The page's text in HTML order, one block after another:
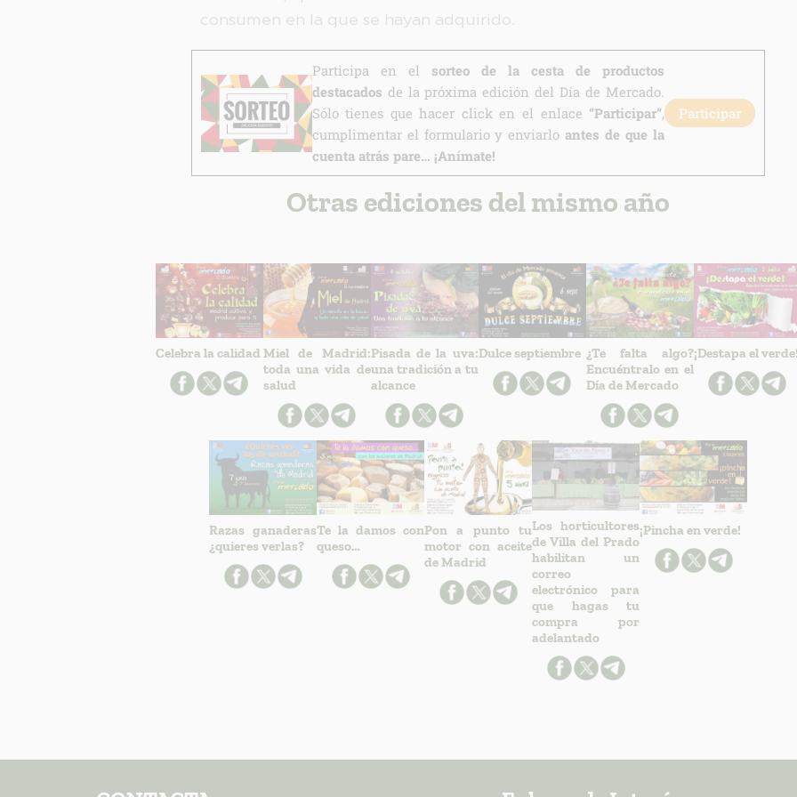
consumen en la que se hayan adquirido.
Participa en el sorteo de la cesta de productos
destacados de la próxima edición del Día de Mercado.
Sólo tienes que hacer click en el enlace “Participar”,
cumplimentar el formulario y enviarlo antes de que la
cuenta atrás pare… ¡Anímate!
Participar
Otras ediciones del mismo año
Celebra la calidad Miel de Madrid:
toda una vida de
salud
Pisada de la uva:
una tradición a tu
alcance
Dulce septiembre ¿Te falta algo?
Encuéntralo en el
Día de Mercado
¡Destapa el
Razas ganaderas
¿quieres verlas?
Te la damos con
queso…
Pon a punto tu
motor con aceite
de Madrid
Los horticultores
de Villa del Prado
habilitan un
correo
electrónico para
que hagas tu
compra por
adelantado
¡Pincha en verde!